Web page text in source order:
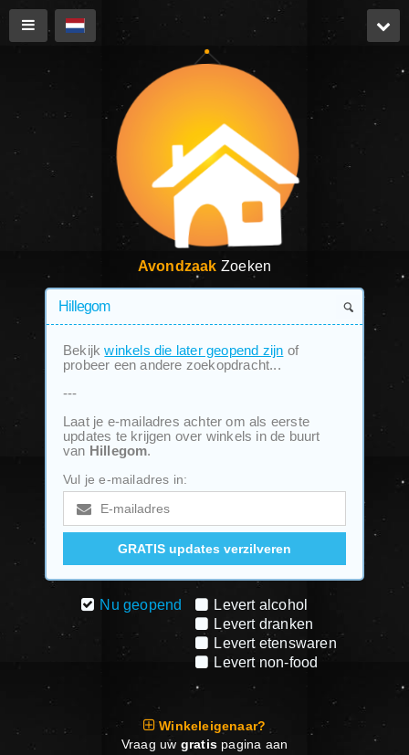
Avondzaak Zoeken
Bekijkwinkels die later geopend zijn of
probeer een andere zoekopdracht...
---
Laat je e-mailadres achter om als eerste
updates te krijgen over winkels in de buurt
van Hillegom.
Vul je e-mailadres in:
Nu geopend
Levert alcohol
Levert dranken
Levert etenswaren
Levert non-food
Winkeleigenaar?
Vraag uw gratispagina aan